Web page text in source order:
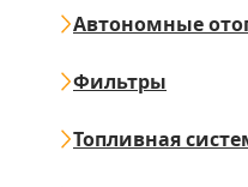
Автономные
Фильтры
Топливная